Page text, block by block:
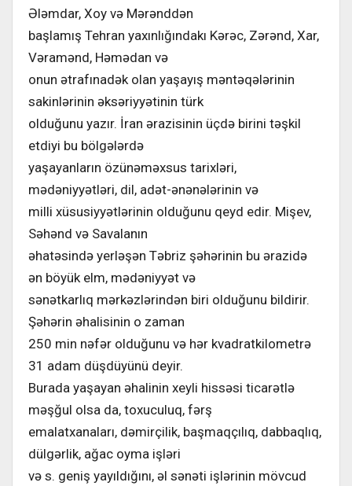
Ələmdar, Xoy və Mərənddən
başlamış Tehran yaxınlığındakı Kərəc, Zərənd, Xar,
Vəramənd, Həmədan və
onun ətrafınadək olan yaşayış məntəqələrinin
sakinlərinin əksəriyyətinin türk
olduğunu yazır. İran ərazisinin üçdə birini təşkil
etdiyi bu bölgələrdə
yaşayanların özünəməxsus tarixləri,
mədəniyyətləri, dil, adət-ənənələrinin və
milli xüsusiyyətlərinin olduğunu qeyd edir. Mişev,
Səhənd və Savalanın
əhatəsində yerləşən Təbriz şəhərinin bu ərazidə
ən böyük elm, mədəniyyət və
sənətkarlıq mərkəzlərindən biri olduğunu bildirir.
Şəhərin əhalisinin o zaman
250 min nəfər olduğunu və hər kvadratkilometrə
31 adam düşdüyünü deyir.
Burada yaşayan əhalinin xeyli hissəsi ticarətlə
məşğul olsa da, toxuculuq, fərş
emalatxanaları, dəmirçilik, başmaqçılıq, dabbaqlıq,
dülgərlik, ağac oyma işləri
və s. geniş yayıldığını, əl sənəti işlərinin mövcud